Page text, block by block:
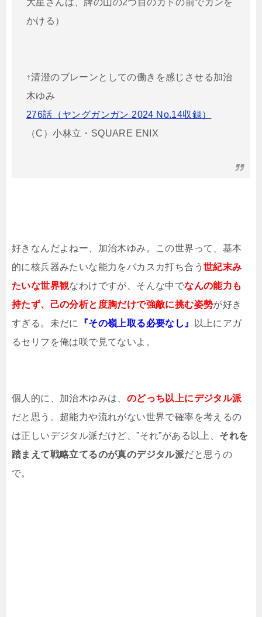
かける）
↑清澄のブレーンとしての働きを感じさせる加治
木ゆみ
276話（ヤングガンガン 2024 No.14収録）
（C）小林立・SQUARE ENIX
好きなんだよねー、加治木ゆみ。この世界って、基本
的に核兵器みたいな能力をバカスカ打ち合う 世紀末み
たいな世界観なわけですが、そんな中でなんの能力も
持たず、己の分析と度胸だけで強敵に挑む姿勢が好き
すぎる。未だに
『その嶺上取る必要なし』
以上にアガ
るセリフを俺は咲で見てないよ。
個人的に、加治木ゆみは、 のどっち以上にデジタル派
だと思う。超能力や流れがない世界で確率を考えるの
は正しいデジタル派だけど、”それ”がある以上、 それを
踏まえて戦略立てるのが真のデジタル派だと思うの
で。